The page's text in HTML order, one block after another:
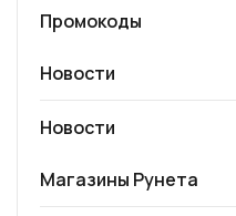
Промокоды
Новости
Новости
Магазины Рунета